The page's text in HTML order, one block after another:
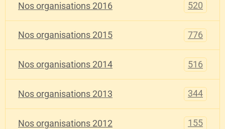
Nos organisations 2016 520
Nos organisations 2015 776
Nos organisations 2014 516
Nos organisations 2013 344
Nos organisations 2012 155